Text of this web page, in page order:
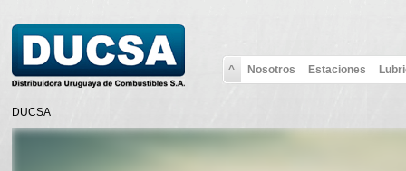
^ Nosotros Estaciones
DUCSA